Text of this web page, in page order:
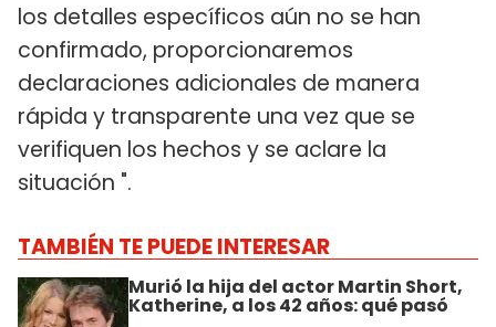
los detalles específicos aún no se han
confirmado, proporcionaremos
declaraciones adicionales de manera
rápida y transparente una vez que se
verifiquen los hechos y se aclare la
situación ".
TAMBIÉN TE PUEDE INTERESAR
Murió la hija del actor Martin Short,
Katherine, a los 42 años: qué pasó